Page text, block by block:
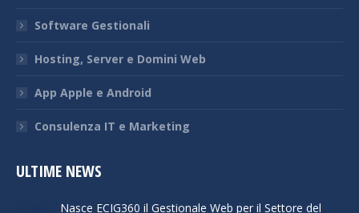
Software Gestionali
Hosting, Server e Domini Web
App Apple e Android
Consulenza IT e Marketing
ULTIME NEWS
Nasce ECIG360 il Gestionale Web per il Settore del